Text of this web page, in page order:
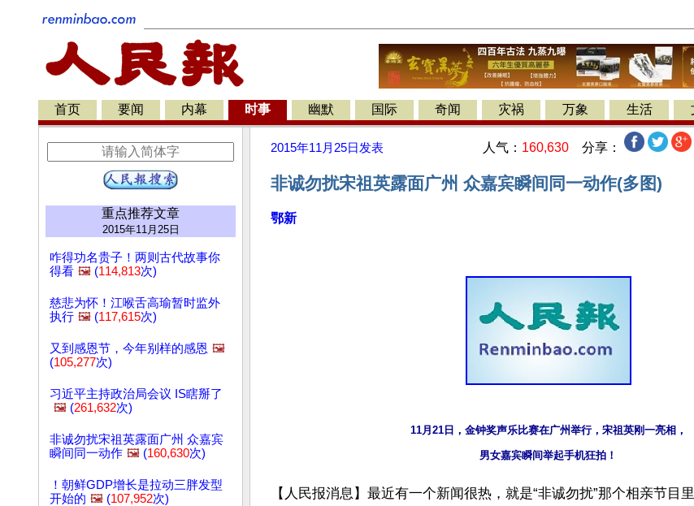
首页 要闻 内幕 时事 幽默 国际 奇闻 灾祸 万象 生活
重点推荐文章
2015年11月25日
咋得功名贵子！两则古代故事你
得看 🖼️ (114,813次)
慈悲为怀！江喉舌高瑜暂时监外
执行 🖼️ (117,615次)
又到感恩节，今年别样的感恩 🖼️
(105,277次)
习近平主持政治局会议 IS瞎掰了
🖼️ (261,632次)
非诚勿扰宋祖英露面广州 众嘉宾
瞬间同一动作 🖼️ (160,630次)
！朝鲜GDP增长是拉动三胖发型
开始的 🖼️ (107,952次)
2015年11月25日 发表 人气： 160,630 分享：
非诚勿扰宋祖英露面广州 众嘉宾瞬间同一动作(多图)
鄂新
11月21日，金钟奖声乐比赛在广州举行，宋祖英刚一亮相，
男女嘉宾瞬间举起手机狂拍！
【人民报消息】最近有一个新闻很热，就是“非诚勿扰”那个相亲节目